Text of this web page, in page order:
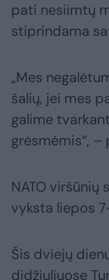
pati nesiimtų
stiprindama
„Mes
šalių, jei mes
galime
grėsmėmis“, –
NATO viršūnių
vyksta liepos
Šis dviejų
didžiuliuose